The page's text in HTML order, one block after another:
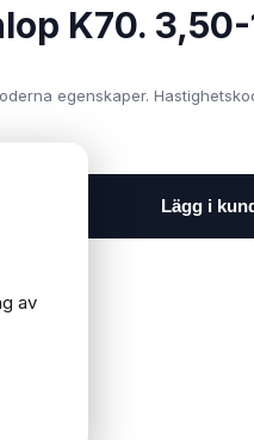
K70. 3,50-
egenskaper.
Lägg i
av